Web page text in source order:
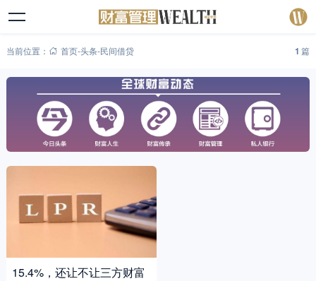
当前位置： 首页-头条-民间借贷 1 篇
15.4%，还让不让三方财富